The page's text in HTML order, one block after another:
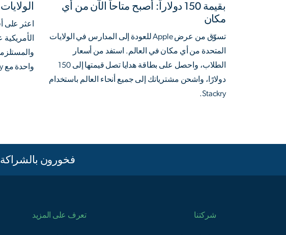
بقيمة 150 دولاراً: أصبح متاحاً الآن من أي
مكان
تسوّق من عرض Apple للعودة إلى المدارس في الولايات
المتحدة من أي مكان في العالم. استفد من أسعار
الطلاب، واحصل على بطاقة هدايا تصل قيمتها إلى 150
دولارًا، واشحن مشترياتك إلى جميع أنحاء العالم باستخدام
Stackry.
اعثر على
واحدة مع Stackry لتوفّر أكثر.
فخورون
شركتنا تعرف على المزيد